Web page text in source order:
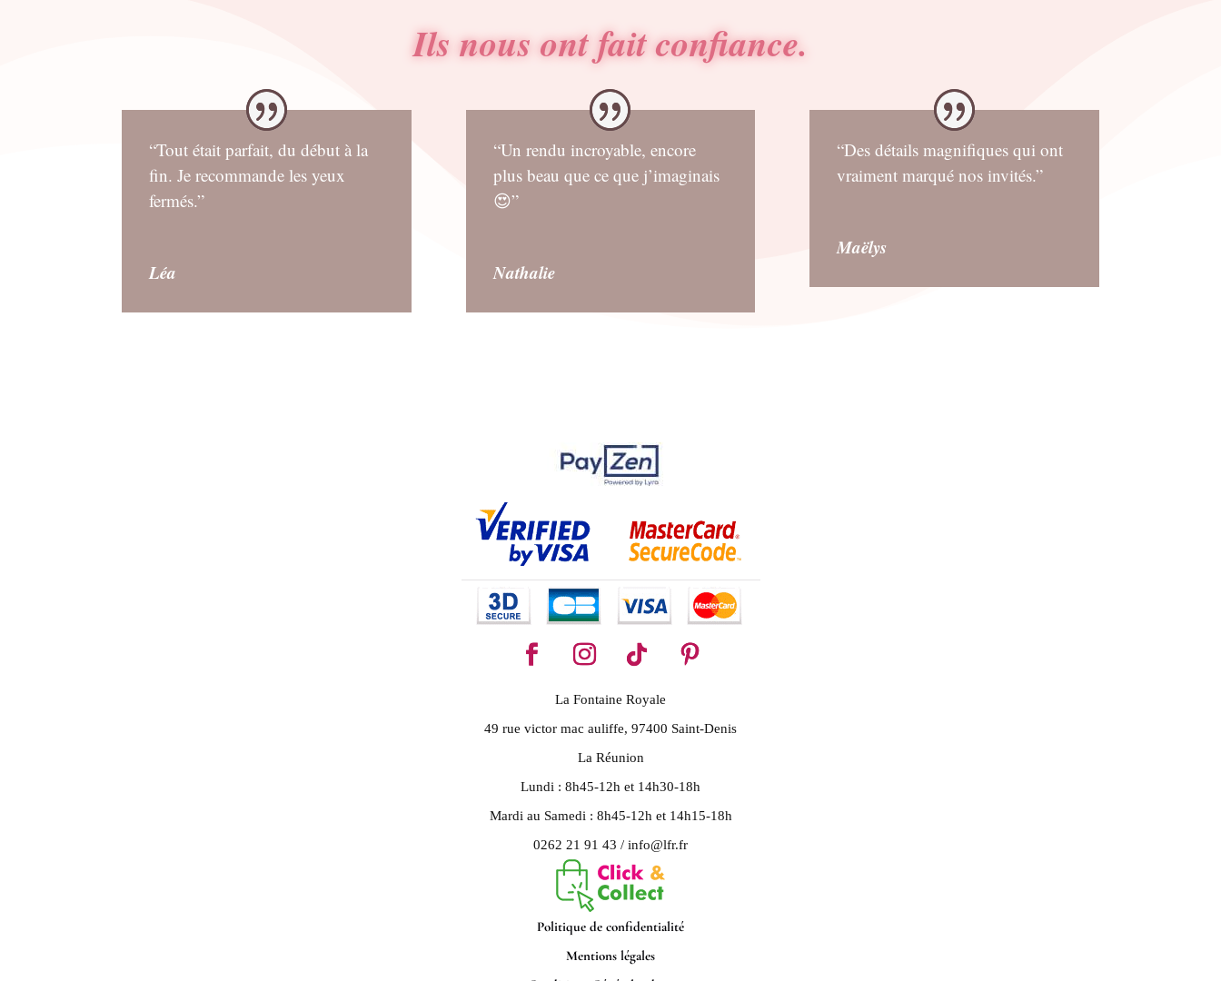
Ils nous ont fait confiance.
“Tout était parfait, du début à la
fin. Je recommande les yeux
fermés.”
Léa
“Un rendu incroyable, encore
plus beau que ce que j’imaginais
😍”
Nathalie
“Des détails magnifiques qui ont
vraiment marqué nos invités.”
Maëlys
La Fontaine Royale
49 rue victor mac auliffe, 97400 Saint-Denis
La Réunion
Lundi : 8h45-12h et 14h30-18h
Mardi au Samedi : 8h45-12h et 14h15-18h
0262 21 91 43 / info@lfr.fr
Politique de confidentialité
Mentions légales